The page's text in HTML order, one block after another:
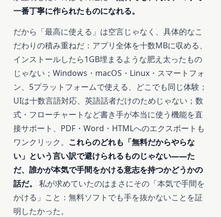
一番丁寧に作られたものになれる。
だから「最高に使える」は空言じゃなく、具体的なこ
だわりの積み重ねだ：アプリ全体を十数MBに収める、
インストールしたら1GB埋まるような肥え太ったもの
じゃない；Windows・macOS・Linux・スマートフォ
ン、5プラットフォームで使える、どこでも同じ体験；
UIは十数言語対応、英語話者だけのためじゃない；数
式・フローチャートなど書き手が本当に使う機能を直
接サポート、PDF・Word・HTMLへのエクスポートも
ワンクリック。 これらのどれも「無料だからやらな
い」という言い訳で避けられるものじゃない――た
だ、誰かが本気で手間をかける意志を持つかどうかの
話だ。
私が求めていたのはまさにその「本気で手間を
かける」こと：無料ソフトでも手を抜かないことを証
明したかった。